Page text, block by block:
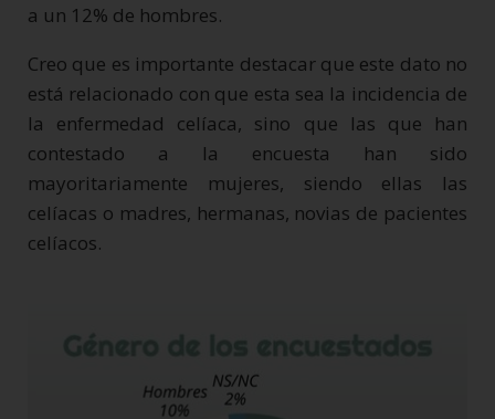
a un 12% de hombres.
Creo que es importante destacar que este dato no
está relacionado con que esta sea la incidencia de
la enfermedad celíaca, sino que las que han
contestado a la encuesta han sido
mayoritariamente mujeres, siendo ellas las
celíacas o madres, hermanas, novias de pacientes
celíacos.